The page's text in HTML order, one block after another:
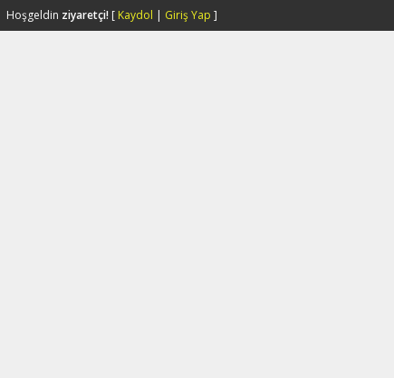
Hoşgeldin ziyaretçi! [ Kaydol | Giriş Yap ]